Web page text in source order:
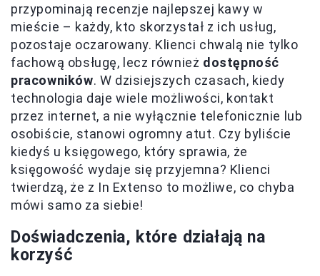
przypominają recenzje najlepszej kawy w
mieście – każdy, kto skorzystał z ich usług,
pozostaje oczarowany. Klienci chwalą nie tylko
fachową obsługę, lecz również dostępność
pracowników. W dzisiejszych czasach, kiedy
technologia daje wiele możliwości, kontakt
przez internet, a nie wyłącznie telefonicznie lub
osobiście, stanowi ogromny atut. Czy byliście
kiedyś u księgowego, który sprawia, że
księgowość wydaje się przyjemna? Klienci
twierdzą, że z In Extenso to możliwe, co chyba
mówi samo za siebie!
Doświadczenia, które działają na
korzyść